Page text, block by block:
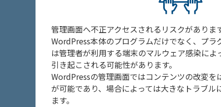
管理画面へ不正アクセスされるリスクがありま
WordPress本体のプログラムだけでなく、プラ
は管理者が利用する端末のマルウェア感染によ
引き起こされる可能性があります。
WordPressの管理画面ではコンテンツの改変を
が可能であり、場合によっては大きなトラブル
ます。